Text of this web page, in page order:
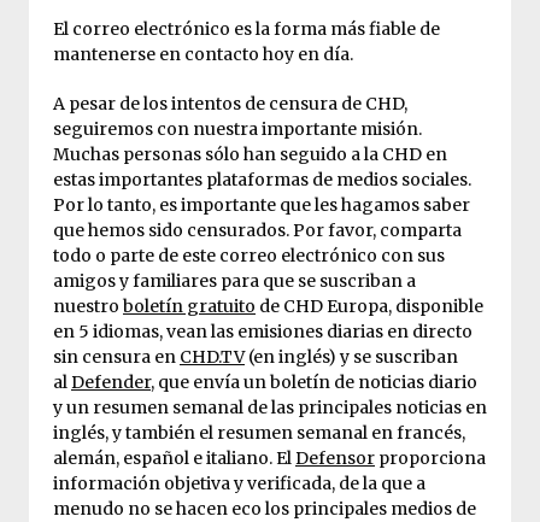
El correo electrónico es la forma más fiable de
mantenerse en contacto hoy en día.
A pesar de los intentos de censura de CHD,
seguiremos con nuestra importante misión.
Muchas personas sólo han seguido a la CHD en
estas importantes plataformas de medios sociales.
Por lo tanto, es importante que les hagamos saber
que hemos sido censurados. Por favor, comparta
todo o parte de este correo electrónico con sus
amigos y familiares para que se suscriban a
nuestro boletín gratuito de CHD Europa, disponible
en 5 idiomas, vean las emisiones diarias en directo
sin censura en CHD.TV(en inglés) y se suscriban
alDefender, que envía un boletín de noticias diario
y un resumen semanal de las principales noticias en
inglés, y también el resumen semanal en francés,
alemán, español e italiano. ElDefensor proporciona
información objetiva y verificada, de la que a
menudo no se hacen eco los principales medios de